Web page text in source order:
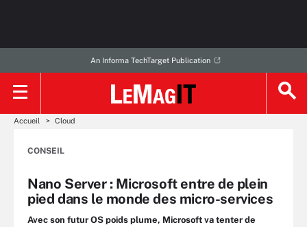
An Informa TechTarget Publication
Accueil Cloud
CONSEIL
Nano Server : Microsoft entre de plein
pied dans le monde des micro-services
Avec son futur OS poids plume, Microsoft va tenter de